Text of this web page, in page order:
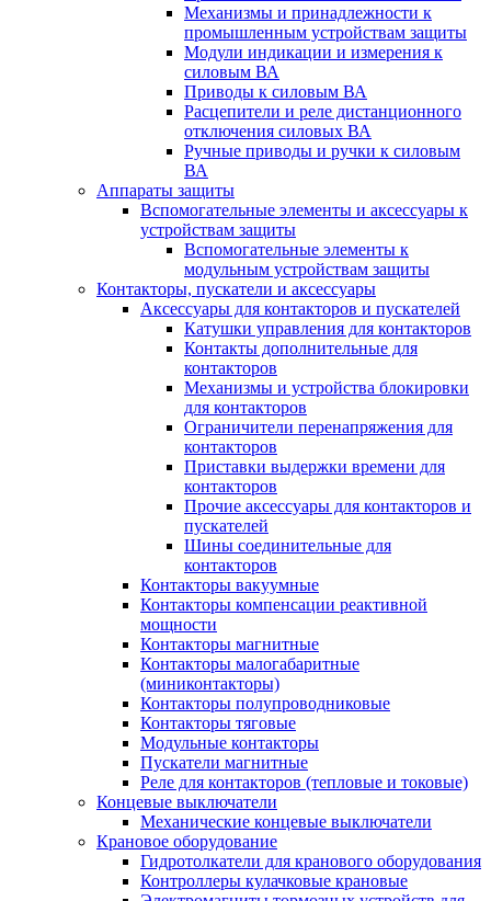
Механизмы и принадлежности к
промышленным устройствам защиты
Модули индикации и измерения к
силовым ВА
Приводы к силовым ВА
Расцепители и реле дистанционного
отключения силовых ВА
Ручные приводы и ручки к силовым
ВА
Аппараты защиты
Вспомогательные элементы и аксессуары к
устройствам защиты
Вспомогательные элементы к
модульным устройствам защиты
Контакторы, пускатели и аксессуары
Аксессуары для контакторов и пускателей
Катушки управления для контакторов
Контакты дополнительные для
контакторов
Механизмы и устройства блокировки
для контакторов
Ограничители перенапряжения для
контакторов
Приставки выдержки времени для
контакторов
Прочие аксессуары для контакторов и
пускателей
Шины соединительные для
контакторов
Контакторы вакуумные
Контакторы компенсации реактивной
мощности
Контакторы магнитные
Контакторы малогабаритные
(миниконтакторы)
Контакторы полупроводниковые
Контакторы тяговые
Модульные контакторы
Пускатели магнитные
Реле для контакторов (тепловые и токовые)
Концевые выключатели
Механические концевые выключатели
Крановое оборудование
Гидротолкатели для кранового оборудования
Контроллеры кулачковые крановые